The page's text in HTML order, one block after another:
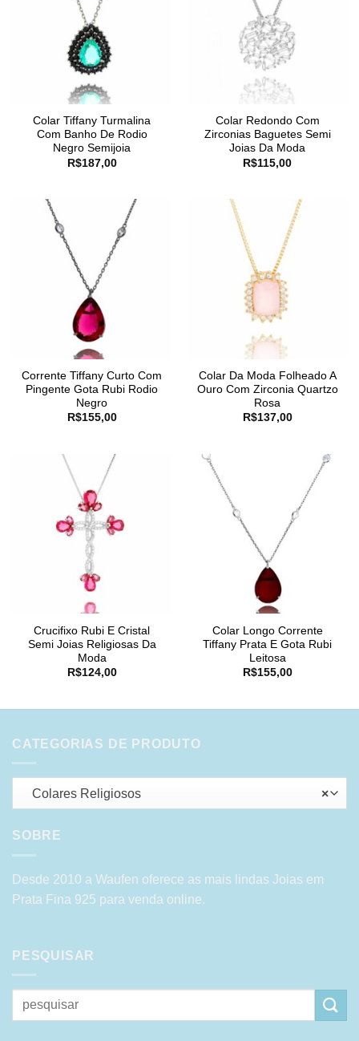
Colar Tiffany Turmalina
Com Banho De Rodio
Negro Semijoia
R$187,00
Colar Redondo Com
Zirconias Baguetes Semi
Joias Da Moda
R$115,00
Corrente Tiffany Curto Com
Pingente Gota Rubi Rodio
Negro
R$155,00
Colar Da Moda Folheado A
Ouro Com Zirconia Quartzo
Rosa
R$137,00
Crucifixo Rubi E Cristal
Semi Joias Religiosas Da
Moda
R$124,00
Colar Longo Corrente
Tiffany Prata E Gota Rubi
Leitosa
R$155,00
CATEGORIAS DE PRODUTO
×
Colares Religiosos
SOBRE
Desde 2010 a Waufen oferece as mais lindas Joias em
Prata Fina 925 para venda online.
PESQUISAR
Pesquisar
por: